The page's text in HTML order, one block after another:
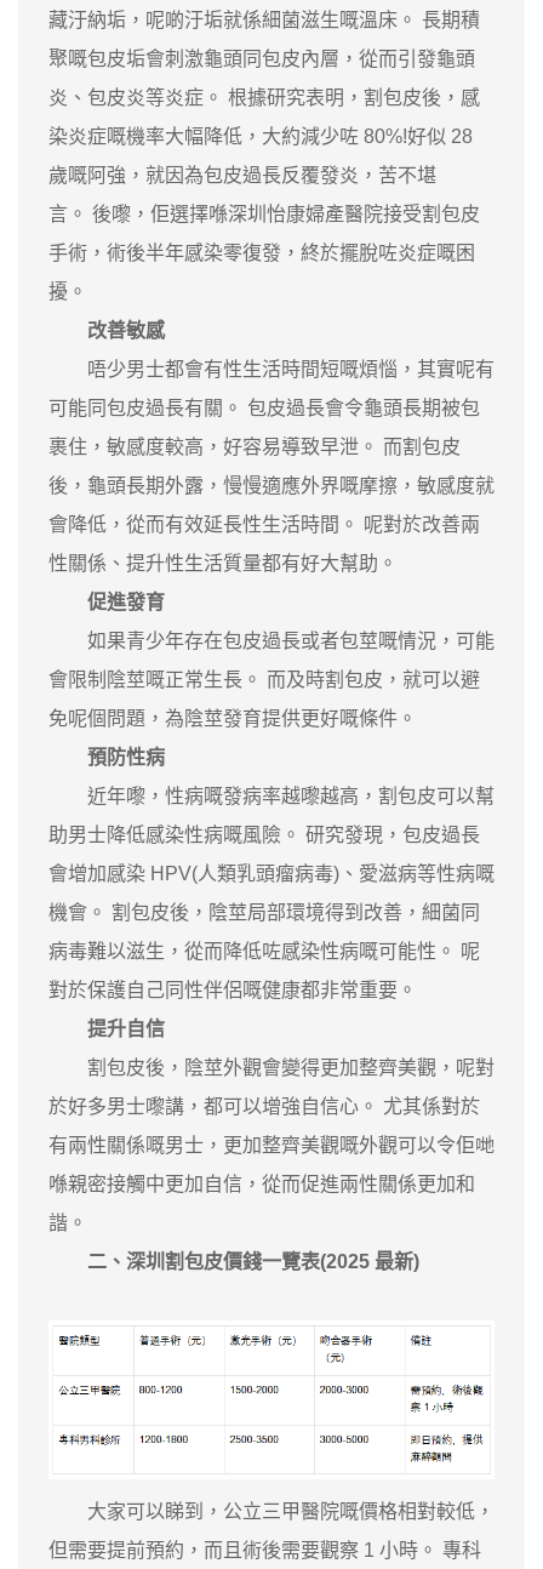
藏汙納垢，呢啲汙垢就係細菌滋生嘅溫床。 長期積
聚嘅包皮垢會刺激龜頭同包皮內層，從而引發龜頭
炎、包皮炎等炎症。 根據研究表明，割包皮後，感
染炎症嘅機率大幅降低，大約減少咗 80%!好似 28
歲嘅阿強，就因為包皮過長反覆發炎，苦不堪
言。 後嚟，佢選擇喺深圳怡康婦產醫院接受割包皮
手術，術後半年感染零復發，終於擺脫咗炎症嘅困
擾。
改善敏感
唔少男士都會有性生活時間短嘅煩惱，其實呢有
可能同包皮過長有關。 包皮過長會令龜頭長期被包
裹住，敏感度較高，好容易導致早泄。 而割包皮
後，龜頭長期外露，慢慢適應外界嘅摩擦，敏感度就
會降低，從而有效延長性生活時間。 呢對於改善兩
性關係、提升性生活質量都有好大幫助。
促進發育
如果青少年存在包皮過長或者包莖嘅情況，可能
會限制陰莖嘅正常生長。 而及時割包皮，就可以避
免呢個問題，為陰莖發育提供更好嘅條件。
預防性病
近年嚟，性病嘅發病率越嚟越高，割包皮可以幫
助男士降低感染性病嘅風險。 研究發現，包皮過長
會增加感染 HPV(人類乳頭瘤病毒)、愛滋病等性病嘅
機會。 割包皮後，陰莖局部環境得到改善，細菌同
病毒難以滋生，從而降低咗感染性病嘅可能性。 呢
對於保護自己同性伴侶嘅健康都非常重要。
提升自信
割包皮後，陰莖外觀會變得更加整齊美觀，呢對
於好多男士嚟講，都可以增強自信心。 尤其係對於
有兩性關係嘅男士，更加整齊美觀嘅外觀可以令佢哋
喺親密接觸中更加自信，從而促進兩性關係更加和
諧。
二、深圳割包皮價錢一覽表(2025 最新)
大家可以睇到，公立三甲醫院嘅價格相對較低，
但需要提前預約，而且術後需要觀察 1 小時。 專科